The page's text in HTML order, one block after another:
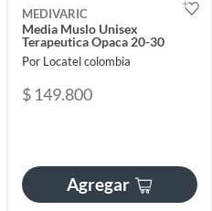
MEDIVARIC
Media Muslo Unisex
Terapeutica Opaca 20-30
Por Locatel colombia
$ 149.800
Agregar